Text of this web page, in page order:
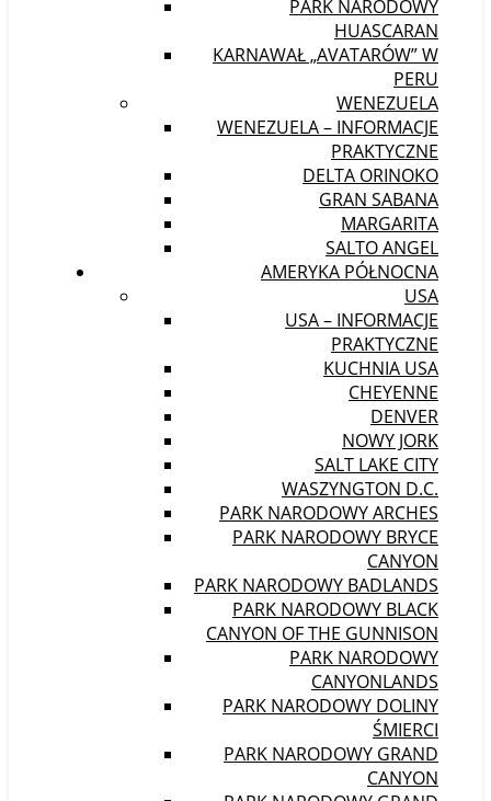
PARK NARODOWY
HUASCARAN
KARNAWAŁ „AVATARÓW” W
PERU
WENEZUELA
WENEZUELA – INFORMACJE
PRAKTYCZNE
DELTA ORINOKO
GRAN SABANA
MARGARITA
SALTO ANGEL
AMERYKA PÓŁNOCNA
USA
USA – INFORMACJE
PRAKTYCZNE
KUCHNIA USA
CHEYENNE
DENVER
NOWY JORK
SALT LAKE CITY
WASZYNGTON D.C.
PARK NARODOWY ARCHES
PARK NARODOWY BRYCE
CANYON
PARK NARODOWY BADLANDS
PARK NARODOWY BLACK
CANYON OF THE GUNNISON
PARK NARODOWY
CANYONLANDS
PARK NARODOWY DOLINY
ŚMIERCI
PARK NARODOWY GRAND
CANYON